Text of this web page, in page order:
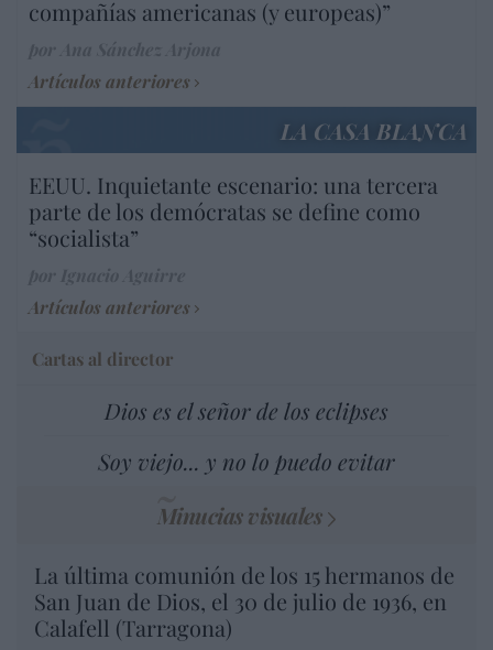
compañías americanas (y europeas)”
Artículos anteriores
LA CASA BLANCA
EEUU. Inquietante escenario: una tercera
parte de los demócratas se define como
“socialista”
Artículos anteriores
Cartas al director
Dios es el señor de los eclipses
Soy viejo... y no lo puedo evitar
Minucias visuales
La última comunión de los 15 hermanos de
San Juan de Dios, el 30 de julio de 1936, en
Calafell (Tarragona)